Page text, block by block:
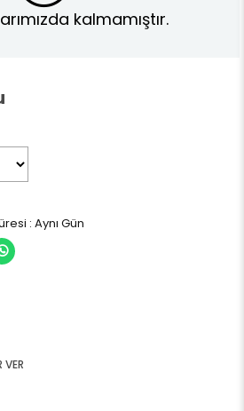
kalmamıştır.
: Aynı Gün
VER